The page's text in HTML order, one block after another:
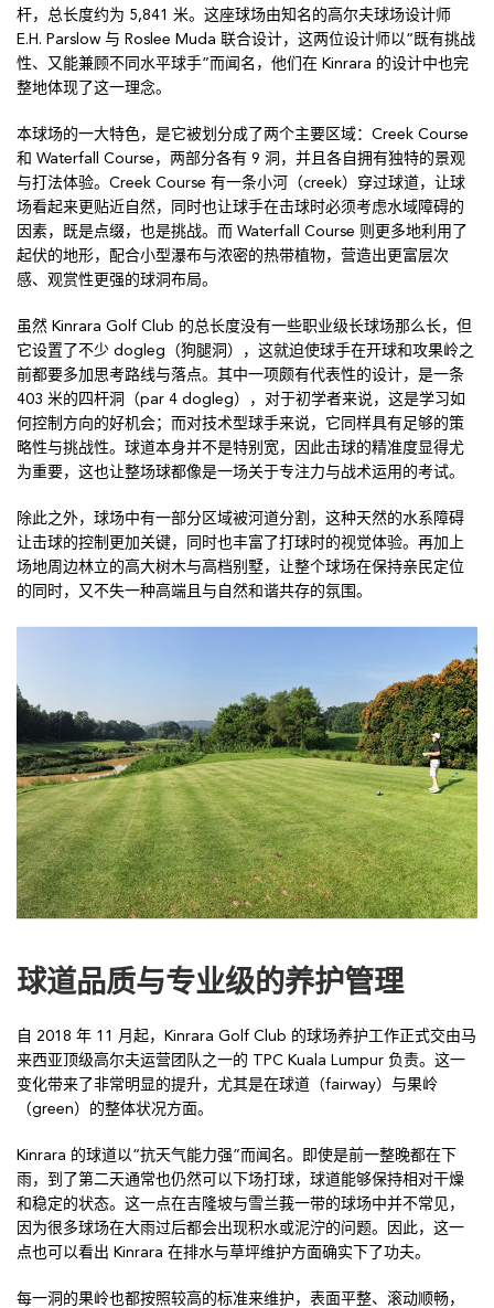
杆，总长度约为 5,841 米。这座球场由知名的高尔夫球场设计师
E.H. Parslow 与 Roslee Muda 联合设计，这两位设计师以“既有挑战
性、又能兼顾不同水平球手”而闻名，他们在 Kinrara 的设计中也完
整地体现了这一理念。
本球场的一大特色，是它被划分成了两个主要区域：Creek Course
和 Waterfall Course，两部分各有 9 洞，并且各自拥有独特的景观
与打法体验。Creek Course 有一条小河（creek）穿过球道，让球
场看起来更贴近自然，同时也让球手在击球时必须考虑水域障碍的
因素，既是点缀，也是挑战。而 Waterfall Course 则更多地利用了
起伏的地形，配合小型瀑布与浓密的热带植物，营造出更富层次
感、观赏性更强的球洞布局。
虽然 Kinrara Golf Club 的总长度没有一些职业级长球场那么长，但
它设置了不少 dogleg（狗腿洞），这就迫使球手在开球和攻果岭之
前都要多加思考路线与落点。其中一项颇有代表性的设计，是一条
403 米的四杆洞（par 4 dogleg），对于初学者来说，这是学习如
何控制方向的好机会；而对技术型球手来说，它同样具有足够的策
略性与挑战性。球道本身并不是特别宽，因此击球的精准度显得尤
为重要，这也让整场球都像是一场关于专注力与战术运用的考试。
除此之外，球场中有一部分区域被河道分割，这种天然的水系障碍
让击球的控制更加关键，同时也丰富了打球时的视觉体验。再加上
场地周边林立的高大树木与高档别墅，让整个球场在保持亲民定位
的同时，又不失一种高端且与自然和谐共存的氛围。
球道品质与专业级的养护管理
自 2018 年 11 月起，Kinrara Golf Club 的球场养护工作正式交由马
来西亚顶级高尔夫运营团队之一的 TPC Kuala Lumpur 负责。这一
变化带来了非常明显的提升，尤其是在球道（fairway）与果岭
（green）的整体状况方面。
Kinrara 的球道以“抗天气能力强”而闻名。即使是前一整晚都在下
雨，到了第二天通常也仍然可以下场打球，球道能够保持相对干燥
和稳定的状态。这一点在吉隆坡与雪兰莪一带的球场中并不常见，
因为很多球场在大雨过后都会出现积水或泥泞的问题。因此，这一
点也可以看出 Kinrara 在排水与草坪维护方面确实下了功夫。
每一洞的果岭也都按照较高的标准来维护，表面平整、滚动顺畅，